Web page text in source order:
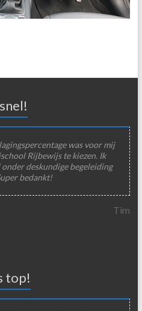
was voor mij
Rijbewijs te kiezen. Ik
deskundige begeleiding
bedankt!
Tim
top!